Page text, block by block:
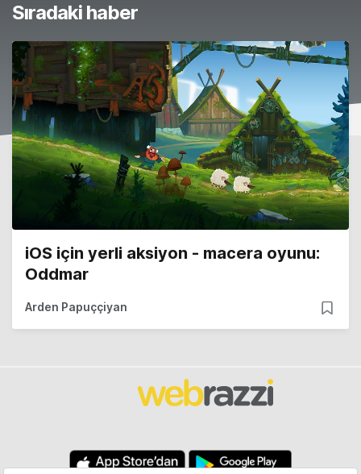
Sıradaki haber
iOS için yerli aksiyon - macera oyunu:
Oddmar
Arden Papuççiyan